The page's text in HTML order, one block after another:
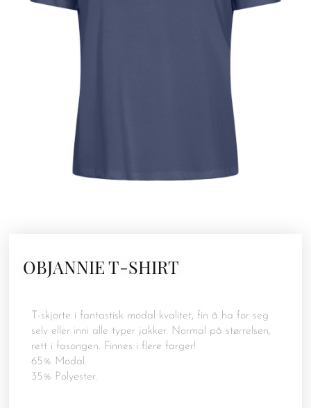
OBJANNIE T-SHIRT
T-skjorte i fantastisk modal kvalitet, fin å ha for seg
selv eller inni alle typer jakker. Normal på størrelsen,
rett i fasongen. Finnes i flere farger!
65% Modal.
35% Polyester.